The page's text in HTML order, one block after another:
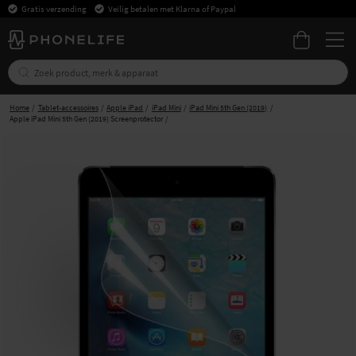
Gratis verzending Veilig betalen met Klarna of Paypal
Home Tablet-accessoires Apple iPad iPad Mini
iPad Mini 5th Gen (2019)
Apple iPad Mini 5th Gen (2019) Screenprotector